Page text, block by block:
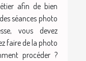
afin de bien
séances photo
vous devez
faire de la photo
procéder ?